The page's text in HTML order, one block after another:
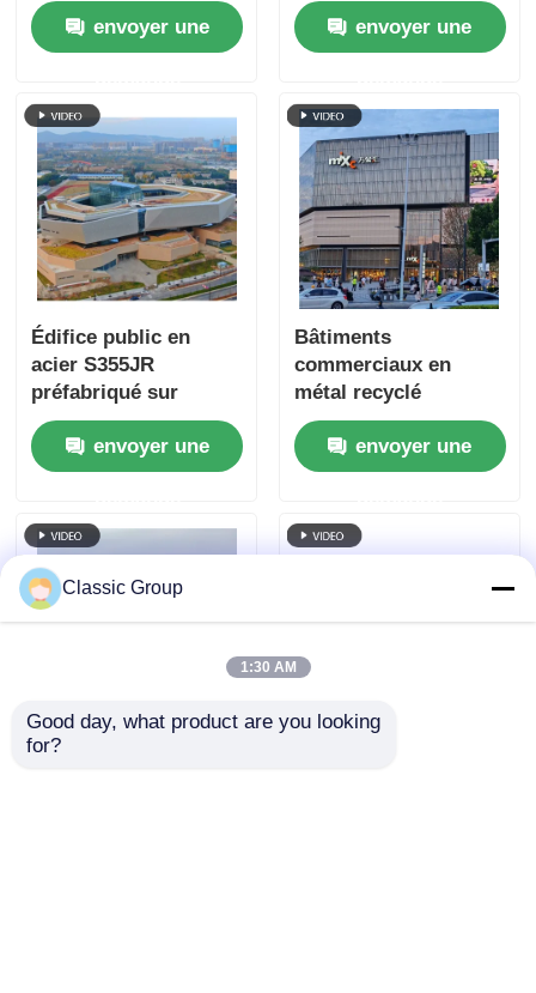
Bâtiments
commerciaux Cadre
envoyer une
corrosionenvoyer une
Édifice public en
acier S355JR
préfabriqué sur
mesure
envoyer une
Bâtiments
commerciaux en
métal recyclé
Structure de cadre en
acier Centre
commercial OEM
envoyer une
Prefab Q690 Public
Classic Group
1:30 AM
Good day, what product are you looking
for?